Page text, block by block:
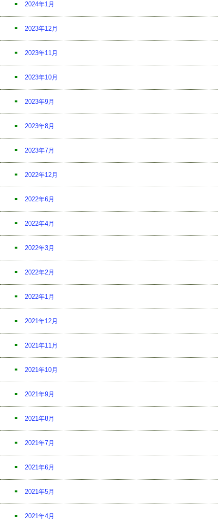
2024年1月
2023年12月
2023年11月
2023年10月
2023年9月
2023年8月
2023年7月
2022年12月
2022年6月
2022年4月
2022年3月
2022年2月
2022年1月
2021年12月
2021年11月
2021年10月
2021年9月
2021年8月
2021年7月
2021年6月
2021年5月
2021年4月